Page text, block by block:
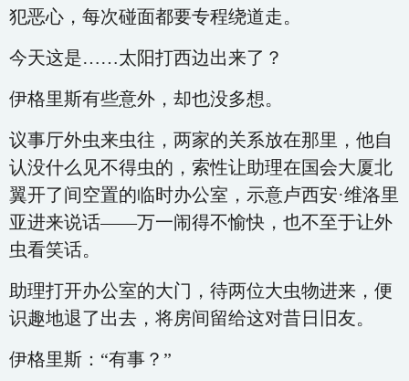
犯恶心，每次碰面都要专程绕道走。
今天这是……太阳打西边出来了？
伊格里斯有些意外，却也没多想。
议事厅外虫来虫往，两家的关系放在那里，他自
认没什么见不得虫的，索性让助理在国会大厦北
翼开了间空置的临时办公室，示意卢西安·维洛里
亚进来说话——万一闹得不愉快，也不至于让外
虫看笑话。
助理打开办公室的大门，待两位大虫物进来，便
识趣地退了出去，将房间留给这对昔日旧友。
伊格里斯：“有事？”